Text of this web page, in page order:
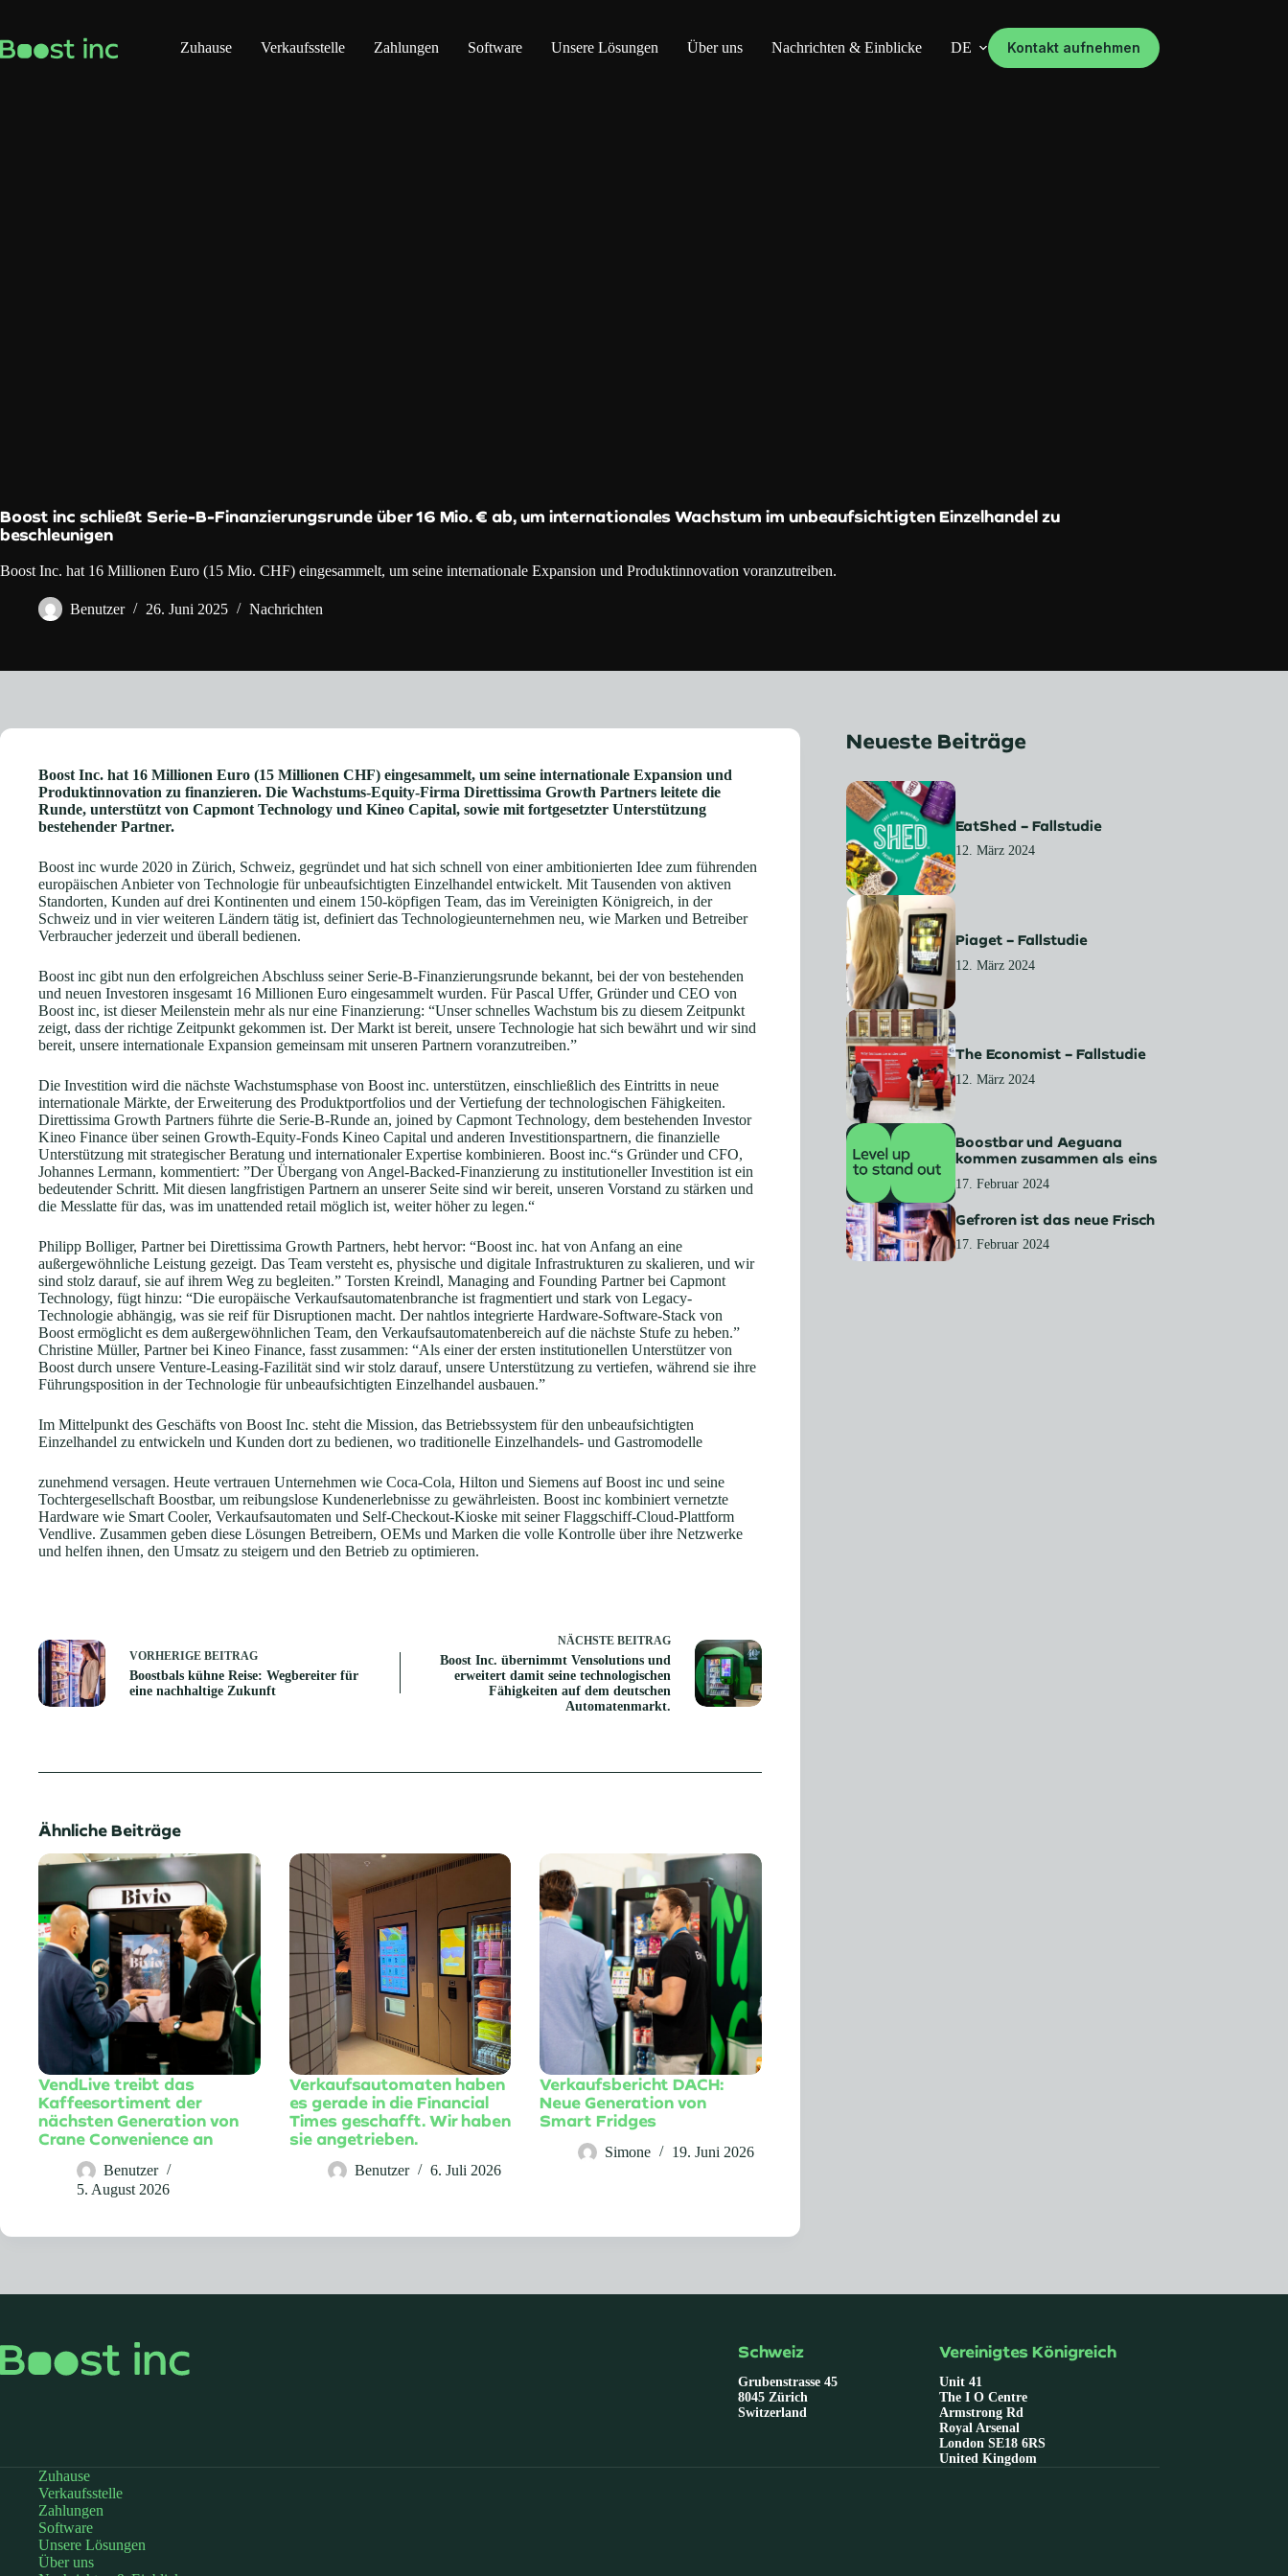
springen
Zuhause Verkaufsstelle Zahlungen Software Unsere Lösungen Über uns Nachrichten & Einblicke DE Kontakt aufnehmen
Boost inc schließt Serie-B-Finanzierungsrunde über 16 Mio. € ab, um internationales Wachstum im unbeaufsichtigten Einzelhandel zu
beschleunigen
Boost Inc. hat 16 Millionen Euro (15 Mio. CHF) eingesammelt, um seine internationale Expansion und Produktinnovation voranzutreiben.
Benutzer 26. Juni 2025 Nachrichten
Boost Inc. hat 16 Millionen Euro (15 Millionen CHF) eingesammelt, um seine internationale Expansion und
Produktinnovation zu finanzieren. Die Wachstums-Equity-Firma Direttissima Growth Partners leitete die
Runde, unterstützt von Capmont Technology und Kineo Capital, sowie mit fortgesetzter Unterstützung
bestehender Partner.
Boost inc wurde 2020 in Zürich, Schweiz, gegründet und hat sich schnell von einer ambitionierten Idee zum führenden
europäischen Anbieter von Technologie für unbeaufsichtigten Einzelhandel entwickelt. Mit Tausenden von aktiven
Standorten, Kunden auf drei Kontinenten und einem 150-köpfigen Team, das im Vereinigten Königreich, in der
Schweiz und in vier weiteren Ländern tätig ist, definiert das Technologieunternehmen neu, wie Marken und Betreiber
Verbraucher jederzeit und überall bedienen.
Boost inc gibt nun den erfolgreichen Abschluss seiner Serie-B-Finanzierungsrunde bekannt, bei der von bestehenden
und neuen Investoren insgesamt 16 Millionen Euro eingesammelt wurden. Für Pascal Uffer, Gründer und CEO von
Boost inc, ist dieser Meilenstein mehr als nur eine Finanzierung: “Unser schnelles Wachstum bis zu diesem Zeitpunkt
zeigt, dass der richtige Zeitpunkt gekommen ist. Der Markt ist bereit, unsere Technologie hat sich bewährt und wir sind
bereit, unsere internationale Expansion gemeinsam mit unseren Partnern voranzutreiben.”
Die Investition wird die nächste Wachstumsphase von Boost inc. unterstützen, einschließlich des Eintritts in neue
internationale Märkte, der Erweiterung des Produktportfolios und der Vertiefung der technologischen Fähigkeiten.
Direttissima Growth Partners führte die Serie-B-Runde an, joined by Capmont Technology, dem bestehenden Investor
Kineo Finance über seinen Growth-Equity-Fonds Kineo Capital und anderen Investitionspartnern, die finanzielle
Unterstützung mit strategischer Beratung und internationaler Expertise kombinieren. Boost inc.“s Gründer und CFO,
Johannes Lermann, kommentiert: ”Der Übergang von Angel-Backed-Finanzierung zu institutioneller Investition ist ein
bedeutender Schritt. Mit diesen langfristigen Partnern an unserer Seite sind wir bereit, unseren Vorstand zu stärken und
die Messlatte für das, was im unattended retail möglich ist, weiter höher zu legen.“
Philipp Bolliger, Partner bei Direttissima Growth Partners, hebt hervor: “Boost inc. hat von Anfang an eine
außergewöhnliche Leistung gezeigt. Das Team versteht es, physische und digitale Infrastrukturen zu skalieren, und wir
sind stolz darauf, sie auf ihrem Weg zu begleiten.” Torsten Kreindl, Managing and Founding Partner bei Capmont
Technology, fügt hinzu: “Die europäische Verkaufsautomatenbranche ist fragmentiert und stark von Legacy-
Technologie abhängig, was sie reif für Disruptionen macht. Der nahtlos integrierte Hardware-Software-Stack von
Boost ermöglicht es dem außergewöhnlichen Team, den Verkaufsautomatenbereich auf die nächste Stufe zu heben.”
Christine Müller, Partner bei Kineo Finance, fasst zusammen: “Als einer der ersten institutionellen Unterstützer von
Boost durch unsere Venture-Leasing-Fazilität sind wir stolz darauf, unsere Unterstützung zu vertiefen, während sie ihre
Führungsposition in der Technologie für unbeaufsichtigten Einzelhandel ausbauen.”
Im Mittelpunkt des Geschäfts von Boost Inc. steht die Mission, das Betriebssystem für den unbeaufsichtigten
Einzelhandel zu entwickeln und Kunden dort zu bedienen, wo traditionelle Einzelhandels- und Gastromodelle
zunehmend versagen. Heute vertrauen Unternehmen wie Coca-Cola, Hilton und Siemens auf Boost inc und seine
Tochtergesellschaft Boostbar, um reibungslose Kundenerlebnisse zu gewährleisten. Boost inc kombiniert vernetzte
Hardware wie Smart Cooler, Verkaufsautomaten und Self-Checkout-Kioske mit seiner Flaggschiff-Cloud-Plattform
Vendlive. Zusammen geben diese Lösungen Betreibern, OEMs und Marken die volle Kontrolle über ihre Netzwerke
und helfen ihnen, den Umsatz zu steigern und den Betrieb zu optimieren.
VORHERIGE BEITRAG
Boostbals kühne Reise: Wegbereiter für
eine nachhaltige Zukunft
NÄCHSTE BEITRAG
Boost Inc. übernimmt Vensolutions und
erweitert damit seine technologischen
Fähigkeiten auf dem deutschen
Automatenmarkt.
Ähnliche Beiträge
VendLive treibt das
Kaffeesortiment der
nächsten Generation von
Crane Convenience an
Benutzer
5. August 2026
Verkaufsautomaten haben
es gerade in die Financial
Times geschafft. Wir haben
sie angetrieben.
Benutzer 6. Juli 2026
Verkaufsbericht DACH:
Neue Generation von
Smart Fridges
Simone 19. Juni 2026
Neueste Beiträge
EatShed – Fallstudie
12. März 2024
Piaget – Fallstudie
12. März 2024
The Economist – Fallstudie
12. März 2024
Boostbar und Aeguana
kommen zusammen als eins
17. Februar 2024
Gefroren ist das neue Frisch
17. Februar 2024
Schweiz
Grubenstrasse 45
8045 Zürich
Switzerland
Vereinigtes Königreich
Unit 41
The I O Centre
Armstrong Rd
Royal Arsenal
London SE18 6RS
United Kingdom
Zuhause
Verkaufsstelle
Zahlungen
Software
Unsere Lösungen
Über uns